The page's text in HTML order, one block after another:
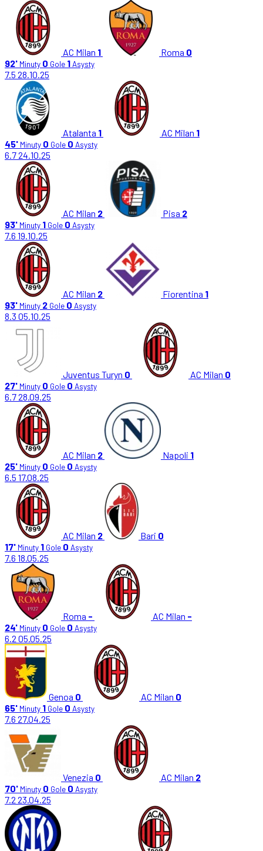
AC Milan 1 Roma 0
92' Minuty 0 Gole 1Asysty
7.5 28.10.25
Atalanta 1 AC Milan 1
45' Minuty 0 Gole 0 Asysty
6.724.10.25
AC Milan 2 Pisa 2
93' Minuty 1 Gole 0 Asysty
7.6 19.10.25
AC Milan 2 Fiorentina 1
93' Minuty 2 Gole 0 Asysty
8.3 05.10.25
Juventus Turyn 0 AC Milan 0
27' Minuty 0 Gole 0 Asysty
6.728.09.25
AC Milan 2 Napoli 1
25' Minuty 0 Gole 0 Asysty
6.5 17.08.25
AC Milan 2 Bari 0
17' Minuty 1 Gole 0 Asysty
7.6 18.05.25
Roma - AC Milan -
24' Minuty 0 Gole 0 Asysty
6.2 05.05.25
Genoa 0 AC Milan 0
65' Minuty 1 Gole 0 Asysty
7.6 27.04.25
Venezia 0 AC Milan 2
70' Minuty 0 Gole 0 Asysty
7.2 23.04.25